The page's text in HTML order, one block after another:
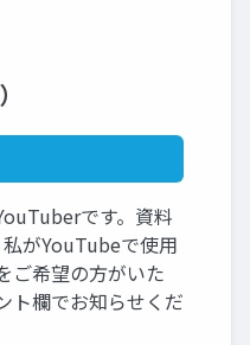
です。資料
がYouTubeで使用
ご希望の方がいた
ト欄でお知らせくだ